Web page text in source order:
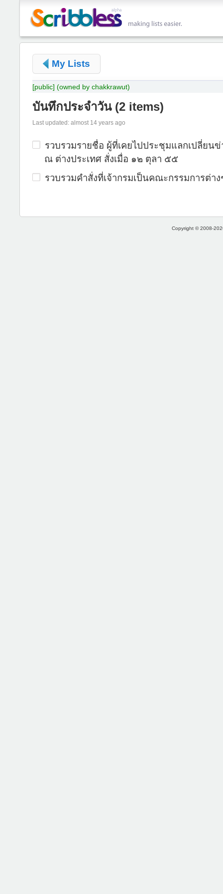
My Lists
[public] (owned by chakkrawut)
บันทึกประจำวัน(2 items)
Last updated: almost 14 years ago
รวบรวมรายชื่อ ผู้ที่เคยไปประชุมแลกเปลี่ยนข่
ณ ต่างประเทศ สั่งเมื่อ ๑๒ ตุลา ๕๕
รวบรวมคำสั่งที่เจ้ากรมเป็นคณะกรรมการต่าง
Copyright © 2008-